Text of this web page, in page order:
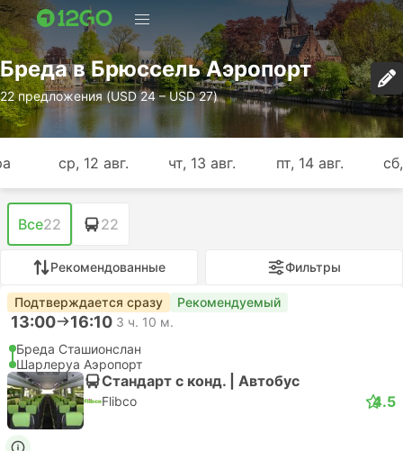
Бреда в Брюссель Аэропорт
22 предложения (USD 24 – USD 27)
ср, 12 авг. чт, 13 авг. пт, 14 авг.
Все22 22
Рекомендованные Фильтры
Подтверждается сразу Рекомендуемый
13:00 16:10 3 ч. 10 м.
Бреда Сташионслан
Шарлеруа Аэропорт
Стандарт с конд. | Автобус
Flibco 4.5